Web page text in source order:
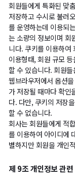
회원들에게 특화된 맞
저장하고 수시로 불러
를 운영하는데 이용되
는 소량의 정보이며 회
니다. 쿠키를 이용하여
이용형태, 회원 규모
할 수 있습니다. 회원
웹브라우저에서 옵션
가 저장될 때마다 확인
다. 다만, 쿠키의 저장
할 수 없습니다.
회사는 회원들에게 적
를 이용하여 아이디에
별하지만 회원을 개인
제 9조 개인정보 관